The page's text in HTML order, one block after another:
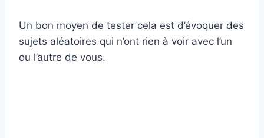
Un bon moyen de tester cela est d’évoquer des
sujets aléatoires qui n’ont rien à voir avec l’un
ou l’autre de vous.